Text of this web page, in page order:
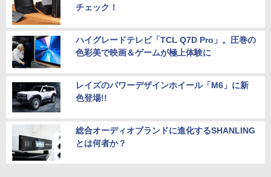
チェック！
ハイグレードテレビ「TCL Q7D Pro」。圧巻の
色彩美で映画＆ゲームが極上体験に
レイズのパワーデザインホイール「M6」に新
色登場!!
総合オーディオブランドに進化するSHANLING
とは何者か？